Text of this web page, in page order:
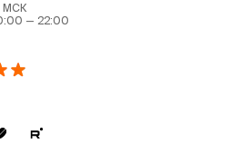
МСК
— 22:00